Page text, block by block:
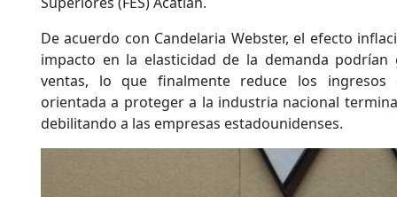
De acuerdo con Candelaria Webster, el efecto
impacto en la elasticidad de la demanda
ventas, lo que finalmente reduce los ingresos
orientada a proteger a la industria nacional
debilitando a las empresas estadounidenses.